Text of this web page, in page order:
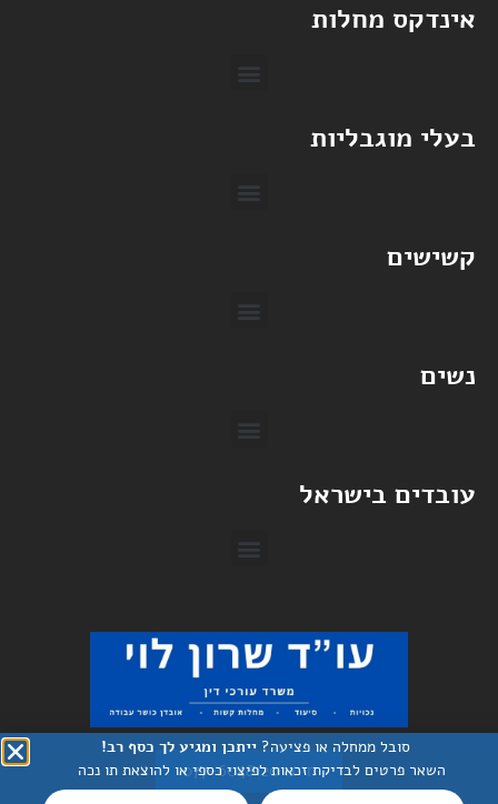
אינדקס מחלות
בעלי מוגבליות
קשישים
נשים
עובדים בישראל
חייגו 077-6048120
סובל ממחלה או פציעה? ייתכן ומגיע לך כסף רב!
השאר פרטים לבדיקת זכאות לפיצוי כספי או להוצאת תו נכה